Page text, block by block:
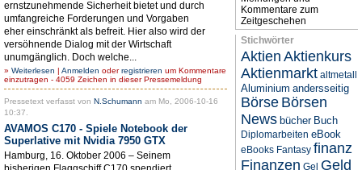
ernstzunehmende Sicherheit bietet und durch
umfangreiche Forderungen und Vorgaben
eher einschränkt als befreit. Hier also wird der
versöhnende Dialog mit der Wirtschaft
unumgänglich. Doch welche...
» Weiterlesen | Anmelden oderregistrieren um Kommentare
einzutragen - 4059 Zeichen in dieser Pressemeldung
Pressetext verfasst von N.Schumann am Mo, 2006-10-16
10:37.
AVAMOS C170 - Spiele Notebook der
Superlative mit Nvidia 7950 GTX
Hamburg, 16. Oktober 2006 – Seinem
Kommentare zum
Zeitgeschehen
Stichwörter
Aktien Aktienkurs
Aktienmarkt altmetall
Aluminium andersseitig
Börse Börsen
News bücher Buch
Diplomarbeiten eBook
eBooks Fantasy finanz
Finanzen Gel Geld